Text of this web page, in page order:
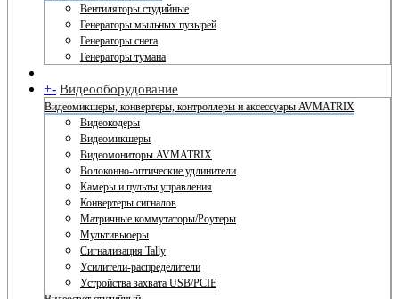
Вентиляторы студийные
Генераторы мыльных пузырей
Генераторы снега
Генераторы тумана
+- Видеооборудование
Видеомикшеры, конвертеры, контроллеры и аксессуары AVMATRIX
Видеокодеры
Видеомикшеры
Видеомониторы AVMATRIX
Волоконно-оптические удлинители
Камеры и пульты управления
Конвертеры сигналов
Матричные коммутаторы/Роутеры
Мультивьюеры
Сигнализация Tally
Усилители-распределители
Устройства захвата USB/PCIE